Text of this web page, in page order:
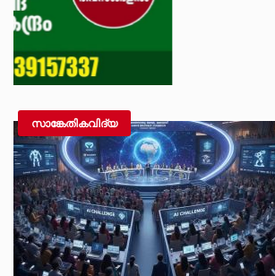
സാങ്കേതികവിദ്യ